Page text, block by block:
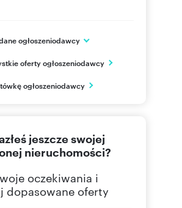
ogłoszeniodawcy
oferty ogłoszeniodawcy
ogłoszeniodawcy
jeszcze swojej
nieruchomości?
oczekiwania i
dopasowane oferty